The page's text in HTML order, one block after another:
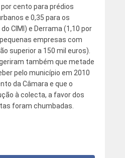
cento para prédios
e 0,35 para os
CIMI) e Derrama (1,10 por
empresas com
superior a 150 mil euros).
também que metade
pelo município em 2010
da Câmara e que o
à colecta, a favor dos
foram chumbadas.